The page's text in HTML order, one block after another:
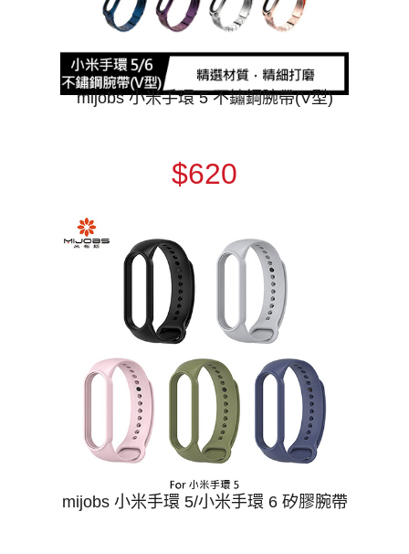
mijobs 小米手環 5 不鏽鋼腕帶(V型)
$620
mijobs 小米手環 5/小米手環 6 矽膠腕帶